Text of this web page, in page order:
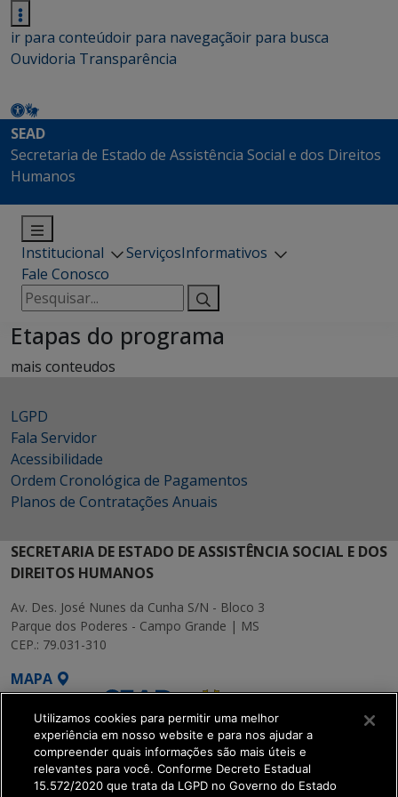
ir para conteúdoir para navegaçãoir para busca
Ouvidoria Transparência
SEAD
Secretaria de Estado de Assistência Social e dos Direitos
Humanos
Institucional ServiçosInformativos
Fale Conosco
Pesquisar
por:
Etapas do programa
mais conteudos
LGPD
Fala Servidor
Acessibilidade
Ordem Cronológica de Pagamentos
Planos de Contratações Anuais
SECRETARIA DE ESTADO DE ASSISTÊNCIA SOCIAL E DOS
DIREITOS HUMANOS
Av. Des. José Nunes da Cunha S/N - Bloco 3
Parque dos Poderes - Campo Grande | MS
CEP.: 79.031-310
MAPA
SETDIG | Secretaria-
Utilizamos cookies para permitir uma melhor
experiência em nosso website e para nos ajudar a
compreender quais informações são mais úteis e
relevantes para você. Conforme Decreto Estadual
15.572/2020 que trata da LGPD no Governo do Estado